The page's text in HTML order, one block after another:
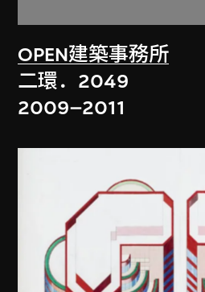
OPEN建築事務所
二環．2049
2009–2011